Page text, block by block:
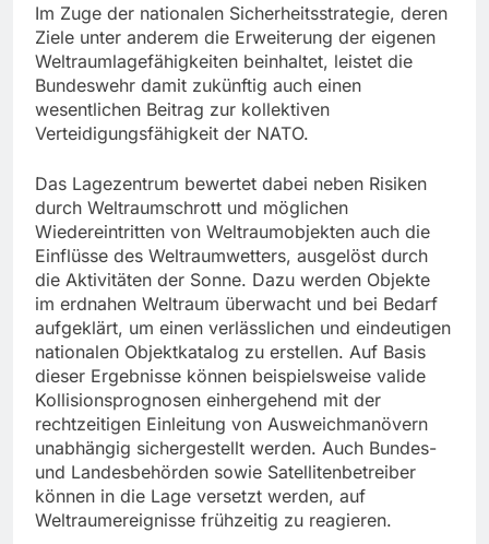
Im Zuge der nationalen Sicherheitsstrategie, deren
Ziele unter anderem die Erweiterung der eigenen
Weltraumlagefähigkeiten beinhaltet, leistet die
Bundeswehr damit zukünftig auch einen
wesentlichen Beitrag zur kollektiven
Verteidigungsfähigkeit der NATO.
Das Lagezentrum bewertet dabei neben Risiken
durch Weltraumschrott und möglichen
Wiedereintritten von Weltraumobjekten auch die
Einflüsse des Weltraumwetters, ausgelöst durch
die Aktivitäten der Sonne. Dazu werden Objekte
im erdnahen Weltraum überwacht und bei Bedarf
aufgeklärt, um einen verlässlichen und eindeutigen
nationalen Objektkatalog zu erstellen. Auf Basis
dieser Ergebnisse können beispielsweise valide
Kollisionsprognosen einhergehend mit der
rechtzeitigen Einleitung von Ausweichmanövern
unabhängig sichergestellt werden. Auch Bundes-
und Landesbehörden sowie Satellitenbetreiber
können in die Lage versetzt werden, auf
Weltraumereignisse frühzeitig zu reagieren.